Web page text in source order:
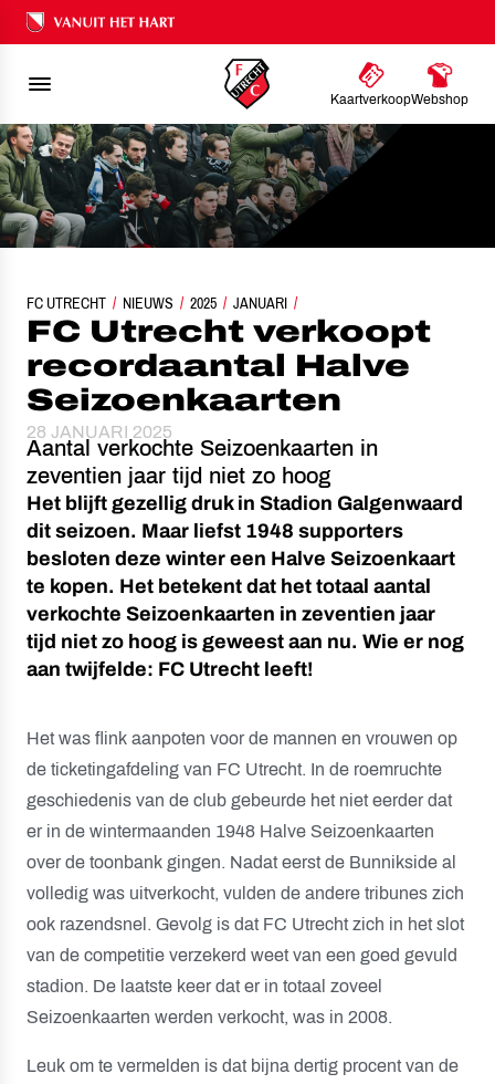
Ons nalatenschap
KaartverkoopWebshop
FC UTRECHT NIEUWS 2025 JANUARI
FC UTRECHT VERKOOPT RECORDAANTAL HALVE
FC Utrecht verkoopt
recordaantal Halve
Seizoenkaarten
28 JANUARI 2025
Aantal verkochte Seizoenkaarten in
zeventien jaar tijd niet zo hoog
Het blijft gezellig druk in Stadion Galgenwaard
dit seizoen. Maar liefst 1948 supporters
besloten deze winter een Halve Seizoenkaart
te kopen. Het betekent dat het totaal aantal
verkochte Seizoenkaarten in zeventien jaar
tijd niet zo hoog is geweest aan nu. Wie er nog
aan twijfelde: FC Utrecht leeft!
Het was flink aanpoten voor de mannen en vrouwen op
de ticketingafdeling van FC Utrecht. In de roemruchte
geschiedenis van de club gebeurde het niet eerder dat
er in de wintermaanden 1948 Halve Seizoenkaarten
over de toonbank gingen. Nadat eerst de Bunnikside al
volledig was uitverkocht, vulden de andere tribunes zich
ook razendsnel. Gevolg is dat FC Utrecht zich in het slot
van de competitie verzekerd weet van een goed gevuld
stadion. De laatste keer dat er in totaal zoveel
Seizoenkaarten werden verkocht, was in 2008.
Leuk om te vermelden is dat bijna dertig procent van de